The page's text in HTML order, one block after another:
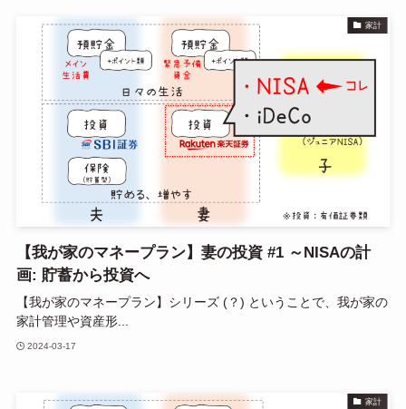
家計
【我が家のマネープラン】妻の投資 #1 ～NISAの計
画: 貯蓄から投資へ
【我が家のマネープラン】シリーズ (？) ということで、我が家の
家計管理や資産形...
2024-03-17
家計